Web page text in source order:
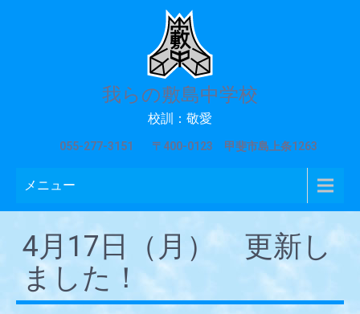
我らの敷島中学校
校訓：敬愛
055-277-3151 〒400-0123 甲斐市島上条1263
メニュー
4月17日（月） 更新し
ました！